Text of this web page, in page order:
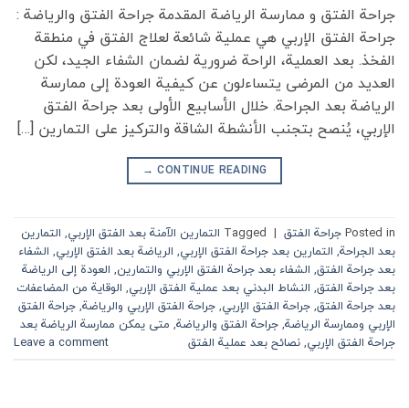
جراحة الفتق و ممارسة الرياضة المقدمة جراحة الفتق والرياضة :
جراحة الفتق الإربي هي عملية شائعة لعلاج الفتق في منطقة
الفخذ. بعد العملية، الراحة ضرورية لضمان الشفاء الجيد، لكن
العديد من المرضى يتساءلون عن كيفية العودة إلى ممارسة
الرياضة بعد الجراحة. خلال الأسابيع الأولى بعد جراحة الفتق
الإربي، يُنصح بتجنب الأنشطة الشاقة والتركيز على التمارين […]
CONTINUE READING
→
Posted inجراحة الفتق |
Tagged التمارين الآمنة بعد الفتق الإربي, التمارين
بعد الجراحة, التمارين بعد جراحة الفتق الإربي, الرياضة بعد الفتق الإربي, الشفاء
بعد جراحة الفتق, الشفاء بعد جراحة الفتق الإربي والتمارين, العودة إلى الرياضة
بعد جراحة الفتق, النشاط البدني بعد عملية الفتق الإربي, الوقاية من المضاعفات
بعد جراحة الفتق,جراحة الفتق الإربي,جراحة الفتق الإربي والرياضة,جراحة الفتق
الإربي وممارسة الرياضة,جراحة الفتق والرياضة, متى يمكن ممارسة الرياضة بعد
جراحة الفتق الإربي,نصائح بعد عملية الفتق Leave a comment